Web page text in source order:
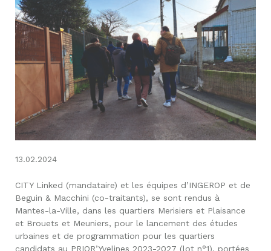
13.02.2024
CITY Linked (mandataire) et les équipes d’INGEROP et de
Beguin & Macchini (co-traitants), se sont rendus à
Mantes-la-Ville, dans les quartiers Merisiers et Plaisance
et Brouets et Meuniers, pour le lancement des études
urbaines et de programmation pour les quartiers
candidats au PRIOR’Yvelines 2023-2027 (lot n°1), portées